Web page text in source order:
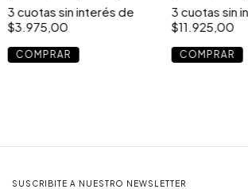
3 cuotas sin interés de
$3.975,00
COMPRAR
3 cuotas sin
$11.925,00
COMPRAR
SUSCRIBITE A NUESTRO NEWSLETTER